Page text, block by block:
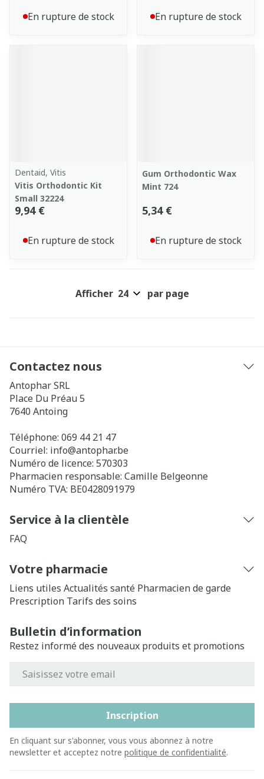
En rupture de stock En rupture de stock
Dentaid, Vitis
Vitis Orthodontic Kit
Small 32224
9,94 €
En rupture de stock
Gum Orthodontic Wax
Mint 724
5,34 €
En rupture de stock
Afficher par page
Contactez nous
Antophar SRL
Place Du Préau 5
7640 Antoing
Téléphone: 069 44 21 47
Courriel: info@antophar.be
Numéro de licence: 570303
Pharmacien responsable: Camille Belgeonne
Numéro TVA: BE0428091979
Service à la clientèle
FAQ
Votre pharmacie
Liens utiles Actualités santé Pharmacien de garde
Prescription Tarifs des soins
Bulletin d’information
Restez informé des nouveaux produits et promotions
Inscription
En cliquant sur s'abonner, vous vous abonnez à notre
newsletter et acceptez notre politique de confidentialité.